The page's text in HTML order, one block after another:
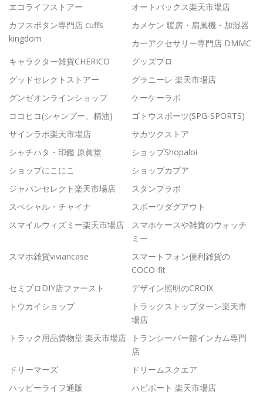
エコライフストアー
オートバックス楽天市場店
カフスボタン専門店 cuffs
kingdom
カメケン 暖房・扇風機・加湿器
カーアクセサリー専門店 DMMC
キャラクター雑貨CHERICO
グッズプロ
グッドセレクトストアー
グラニーレ 楽天市場店
グンゼオンラインショップ
ケーケーラボ
ココヒコ(シャンプー、精油)
ゴトウスポーツ(SPG-SPORTS)
サインラボ楽天市場店
サカツクストア
シャチハタ・印鑑 原眞堂
ショップShopaloi
ショップにこにこ
ショップカプア
ジャパンセレクト楽天市場店
スタンプラボ
スペシャル・チャイナ
スポーツダグアウト
スマイルウィズミー楽天市場店
スマホケースや雑貨のウォッチ
ミー
スマホ雑貨viviancase
スマートフォン便利雑貨の
COCO-fit
セミプロDIY店ファースト
デザイン照明のCROIX
トウカイショップ
トラックストップターン楽天市
場店
トラック用品貨物堂 楽天市場店
トランシーバー館インカム専門
店
ドリーマーズ
ドリームスクエア
ハッピーライフ通販
ハピポート 楽天市場店